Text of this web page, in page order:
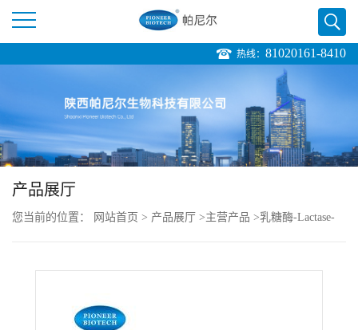
页
公
热线： 81020161-8410
产品展厅
您当前的位置： 网站首页 > 产品展厅 >主营产品 >乳糖酶-Lactase-